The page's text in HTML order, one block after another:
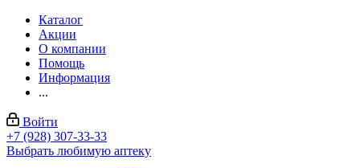
Каталог
Акции
О компании
Помощь
Информация
...
Войти
+7 (928) 307-33-33
Выбрать любимую аптеку